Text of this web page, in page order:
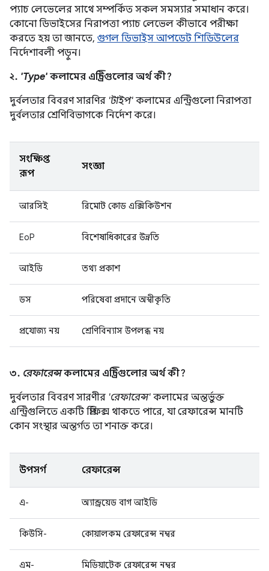
প্যাচ লেভেলের সাথে সম্পর্কিত সকল সমস্যার সমাধান করে।
কোনো ডিভাইসের নিরাপত্তা প্যাচ লেভেল কীভাবে পরীক্ষা
করতে হয় তা জানতে, গুগল ডিভাইস আপডেট শিডিউলের
নির্দেশাবলী পড়ুন।
২. 'Type' কলামের এন্ট্রিগুলোর অর্থ কী?
দুর্বলতার বিবরণ সারণির 'টাইপ' কলামের এন্ট্রিগুলো নিরাপত্তা
দুর্বলতার শ্রেণিবিভাগকে নির্দেশ করে।
সংক্ষিপ্ত
রূপ
সংজ্ঞা
আরসিই রিমোট কোড এক্সিকিউশন
EoP বিশেষাধিকারের উন্নতি
আইডি তথ্য প্রকাশ
ডস পরিষেবা প্রদানে অস্বীকৃতি
প্রযোজ্য নয় শ্রেণিবিন্যাস উপলব্ধ নয়
৩. রেফারেন্সকলামের এন্ট্রিগুলোর অর্থ কী?
দুর্বলতার বিবরণ সারণীর 'রেফারেন্স' কলামের অন্তর্ভুক্ত
এন্ট্রিগুলিতে একটি প্রিফিক্স থাকতে পারে, যা রেফারেন্স মানটি
কোন সংস্থার অন্তর্গত তা শনাক্ত করে।
উপসর্গ রেফারেন্স
এ- অ্যান্ড্রয়েড বাগ আইডি
কিউসি- কোয়ালকম রেফারেন্স নম্বর
এম- মিডিয়াটেক রেফারেন্স নম্বর